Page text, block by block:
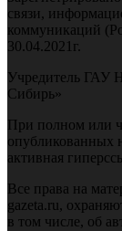
связи,
коммуникаций
30.04.2021г.
Учредитель ГАУ
Сибирь»
При полном или
опубликованных
активная
Все права на
gazeta.ru,
в том числе, об